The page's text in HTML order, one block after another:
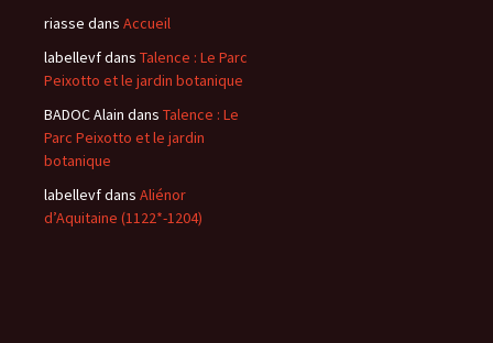
riasse dans Accueil
labellevfdans Talence : Le Parc
Peixotto et le jardin botanique
BADOC Alain dans Talence : Le
Parc Peixotto et le jardin
botanique
labellevfdans Aliénor
d’Aquitaine (1122*-1204)